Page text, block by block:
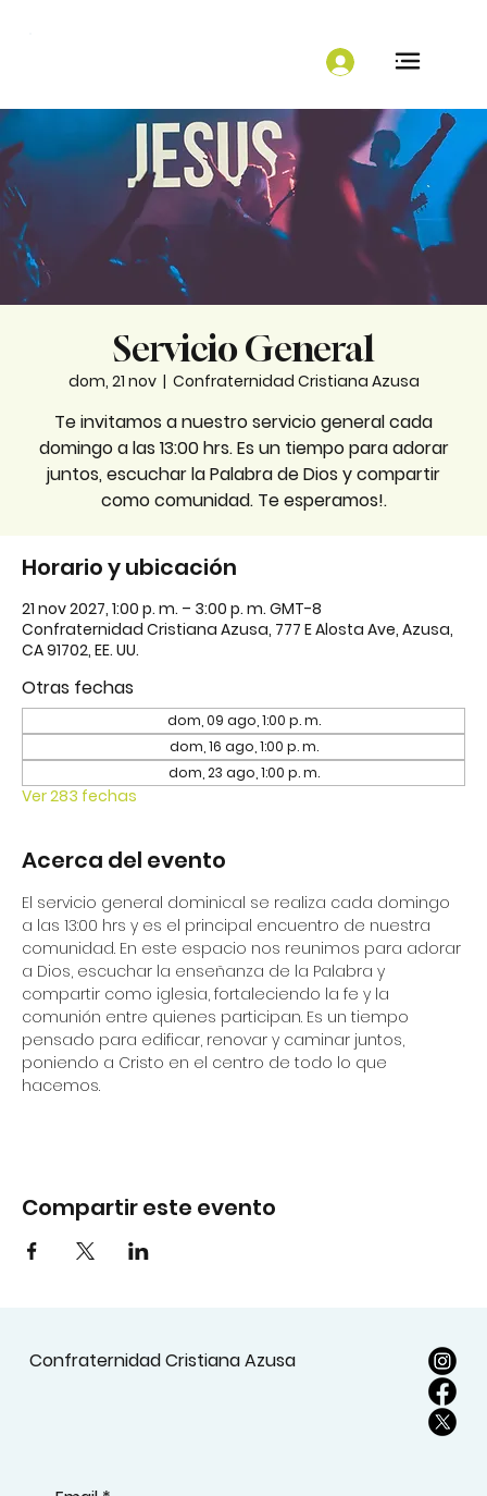
Servicio General
dom, 21 nov
  |
Confraternidad Cristiana Azusa
Te invitamos a nuestro servicio general cada
domingo a las 13:00 hrs. Es un tiempo para adorar
juntos, escuchar la Palabra de Dios y compartir
como comunidad. Te esperamos!.
Horario y ubicación
21 nov 2027, 1:00 p. m. – 3:00 p. m. GMT-8
Confraternidad Cristiana Azusa, 777 E Alosta Ave, Azusa,
CA 91702, EE. UU.
Otras fechas
dom, 09 ago, 1:00 p. m.
dom, 16 ago, 1:00 p. m.
dom, 23 ago, 1:00 p. m.
Ver 283 fechas
Acerca del evento
El servicio general dominical se realiza cada domingo
a las 13:00 hrs y es el principal encuentro de nuestra
comunidad. En este espacio nos reunimos para adorar
a Dios, escuchar la enseñanza de la Palabra y
compartir como iglesia, fortaleciendo la fe y la
comunión entre quienes participan. Es un tiempo
pensado para edificar, renovar y caminar juntos,
poniendo a Cristo en el centro de todo lo que
hacemos.
Compartir este evento
Confraternidad Cristiana Azusa